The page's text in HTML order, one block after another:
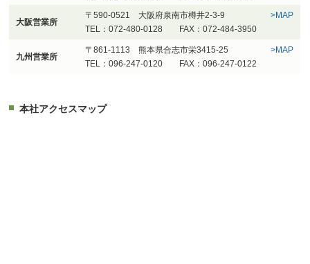
大阪営業所
〒590-0521 大阪府泉南市樽井2-3-9
TEL：072-480-0128 FAX：072-484-3950
>MAP
九州営業所
〒861-1113 熊本県合志市栄3415-25
TEL：096-247-0120 FAX：096-247-0122
>MAP
本社アクセスマップ